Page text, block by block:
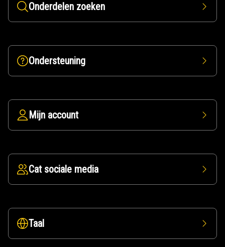
Onderdelen zoeken
Ondersteuning
Mijn account
Cat sociale media
Taal